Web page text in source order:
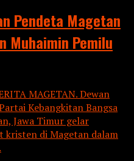
Pendeta Magetan
Muhaimin Pemilu
MAGETAN. Dewan
Kebangkitan Bangsa
Jawa Timur gelar
kristen di Magetan dalam